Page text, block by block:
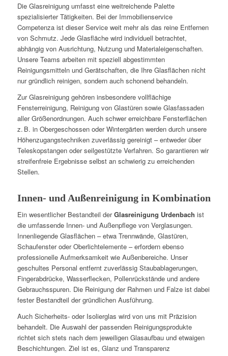
Die Glasreinigung umfasst eine weitreichende Palette
spezialisierter Tätigkeiten. Bei der Immobilienservice
Competenza ist dieser Service weit mehr als das reine Entfernen
von Schmutz. Jede Glasfläche wird individuell betrachtet,
abhängig von Ausrichtung, Nutzung und Materialeigenschaften.
Unsere Teams arbeiten mit speziell abgestimmten
Reinigungsmitteln und Gerätschaften, die Ihre Glasflächen nicht
nur gründlich reinigen, sondern auch schonend behandeln.
Zur Glasreinigung gehören insbesondere vollflächige
Fensterreinigung, Reinigung von Glastüren sowie Glasfassaden
aller Größenordnungen. Auch schwer erreichbare Fensterflächen
z. B. in Obergeschossen oder Wintergärten werden durch unsere
Höhenzugangstechniken zuverlässig gereinigt – entweder über
Teleskopstangen oder seilgestützte Verfahren. So garantieren wir
streifenfreie Ergebnisse selbst an schwierig zu erreichenden
Stellen.
Innen- und Außenreinigung in Kombination
Ein wesentlicher Bestandteil derGlasreinigung Urdenbach ist
die umfassende Innen- und Außenpflege von Verglasungen.
Innenliegende Glasflächen – etwa Trennwände, Glastüren,
Schaufenster oder Oberlichtelemente – erfordern ebenso
professionelle Aufmerksamkeit wie Außenbereiche. Unser
geschultes Personal entfernt zuverlässig Staubablagerungen,
Fingerabdrücke, Wasserflecken, Pollenrückstände und andere
Gebrauchsspuren. Die Reinigung der Rahmen und Falze ist dabei
fester Bestandteil der gründlichen Ausführung.
Auch Sicherheits- oder Isolierglas wird von uns mit Präzision
behandelt. Die Auswahl der passenden Reinigungsprodukte
richtet sich stets nach dem jeweiligen Glasaufbau und etwaigen
Beschichtungen. Ziel ist es, Glanz und Transparenz